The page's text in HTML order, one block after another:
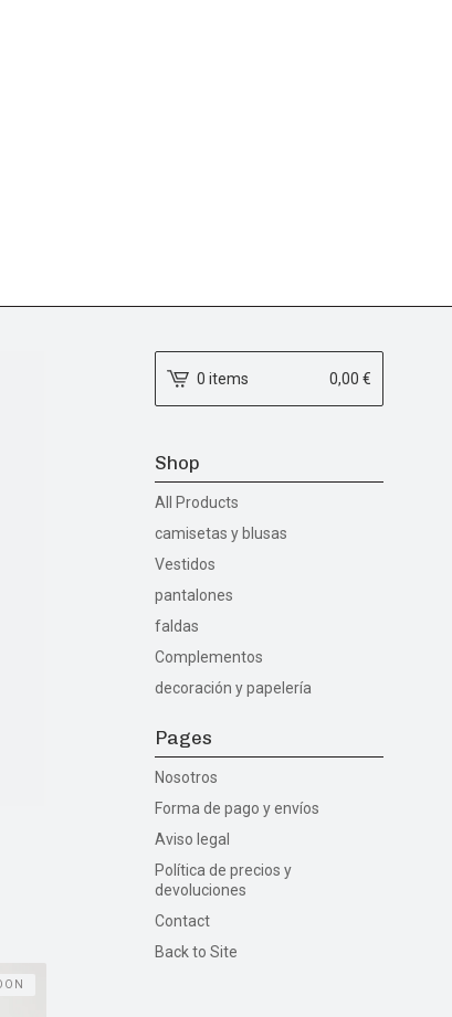
0 items 0,00 €
Shop
All Products
camisetas y blusas
Vestidos
pantalones
faldas
Complementos
decoración y papelería
Pages
Nosotros
Forma de pago y envíos
Aviso legal
Política de precios y
devoluciones
Contact
Back to Site